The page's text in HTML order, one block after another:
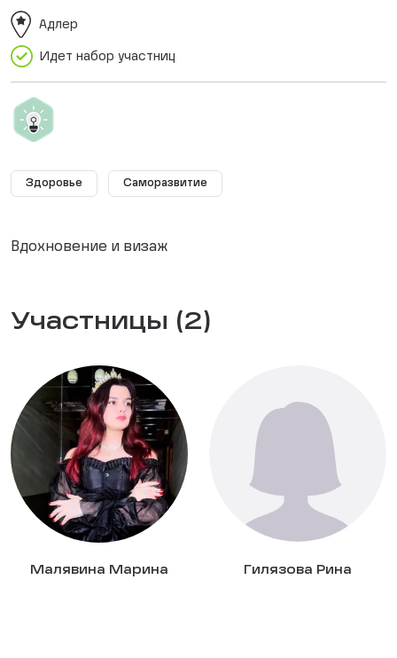
Идет набор участниц
Адлер
Здоровье Саморазвитие
Вдохновение и визаж
Участницы (2)
Малявина Марина Гилязова Рина